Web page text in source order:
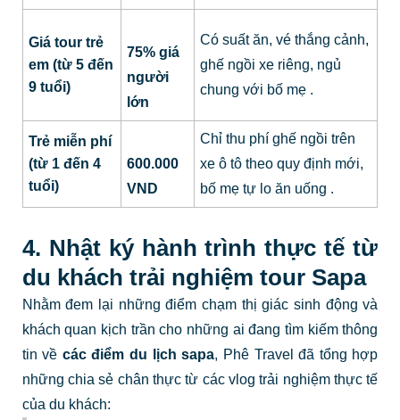
Giá tour trẻ
em (từ 5 đến
9 tuổi)
75% giá
người
lớn
Có suất ăn, vé thắng cảnh,
ghế ngồi xe riêng, ngủ
chung với bố mẹ .
Trẻ miễn phí
(từ 1 đến 4
tuổi)
600.000
VND
Chỉ thu phí ghế ngồi trên
xe ô tô theo quy định mới,
bố mẹ tự lo ăn uống .
4. Nhật ký hành trình thực tế từ
du khách trải nghiệm tour Sapa
Nhằm đem lại những điểm chạm thị giác sinh động và
khách quan kịch trần cho những ai đang tìm kiếm thông
tin về các điểm du lịch sapa, Phê Travel đã tổng hợp
những chia sẻ chân thực từ các vlog trải nghiệm thực tế
của du khách: